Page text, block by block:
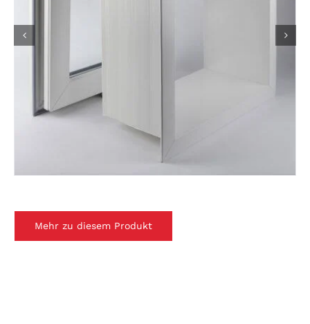
Mehr zu diesem Produkt